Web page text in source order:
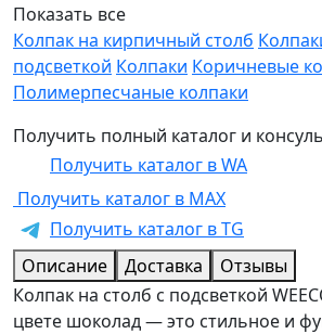
Показать все
Колпак на кирпичный столб
подсветкой Колпаки Коричневые
Полимерпесчаные колпаки
Получить полный каталог и
Получить каталог в WA
Получить каталог в MAX
Получить каталог в TG
Описание
Доставка
Отзывы
Колпак на столб с подсветкой
цвете шоколад — это стильное и